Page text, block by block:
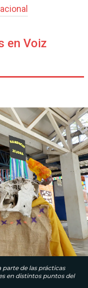
en Voiz
parte de las prácticas
en distintos puntos del